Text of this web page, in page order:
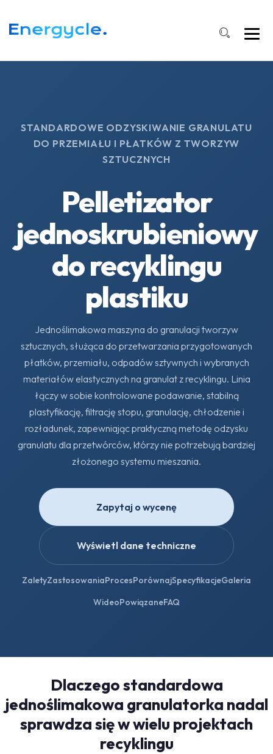
STANDARDOWE ODZYSKIWANIE GRANULATU
DO PRZEMIAŁU I PŁATKÓW Z TWORZYW
SZTUCZNYCH
Pelletizator
jednoskrubieniowy
do recyklingu
plastiku
Jednoślimakowa maszyna do granulacji tworzyw
sztucznych, służąca do przetwarzania przygotowanych
płatków, przemiału, odpadów sztywnych i wybranych
materiałów elastycznych na granulat z recyklingu. Linia
łączy w sobie kontrolowane podawanie, stabilną
plastyfikację, filtrację stopu, granulację, chłodzenie i
rozładunek, zapewniając praktyczną metodę odzysku
granulatu dla przetwórców, którzy nie potrzebują bardziej
złożonego systemu mieszania.
Zapytaj o wycenę
Wyświetl dane techniczne
ZaletyZastosowaniaProcesPorównajSpecyfikacjeGaleria
WideoPowiązaneFAQ
Dlaczego standardowa
jednoślimakowa granulatorka nadal
sprawdza się w wielu projektach
recyklingu